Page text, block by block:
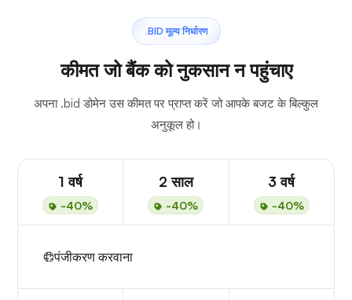
.BID मूल्य निर्धारण
कीमत जो बैंक को नुकसान न पहुंचाए
अपना .bid डोमेन उस कीमत पर प्राप्त करें जो आपके बजट के बिल्कुल
अनुकूल हो।
1 वर्ष
-40%
2 साल
-40%
3 वर्ष
-40%
पंजीकरण करवाना